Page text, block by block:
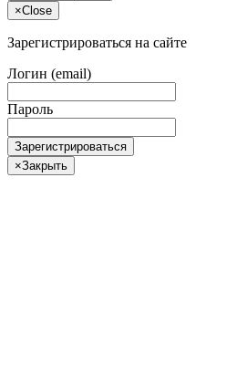
×Close
Зарегистрироваться на сайте
Логин (email)
Пароль
Зарегистрироваться
×Закрыть